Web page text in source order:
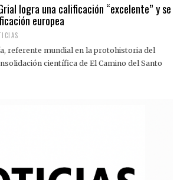
logra una calificación “excelente” y se
europea
referente mundial en la protohistoria del
científica de El Camino del Santo